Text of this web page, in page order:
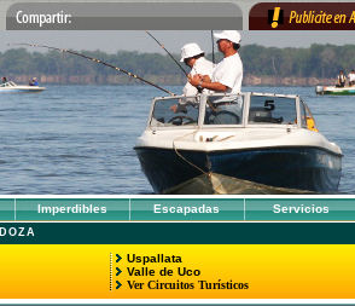
Imperdibles Escapadas Servicios
Uspallata
Valle de Uco
Ver Circuitos Turísticos